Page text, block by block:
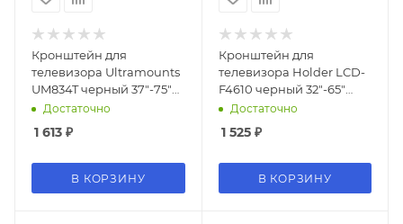
Кронштейн для
телевизора Ultramounts
UM834T черный 37"-75"
макс.35кг настенный
Достаточно
1 613 ₽
В КОРЗИНУ
Кронштейн для
телевизора Holder LCD-
F4610 черный 32"-65"
макс.60кг настенный
Достаточно
1 525₽
В КОРЗИНУ